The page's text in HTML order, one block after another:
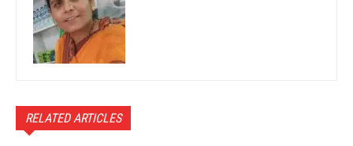
RELATED ARTICLES